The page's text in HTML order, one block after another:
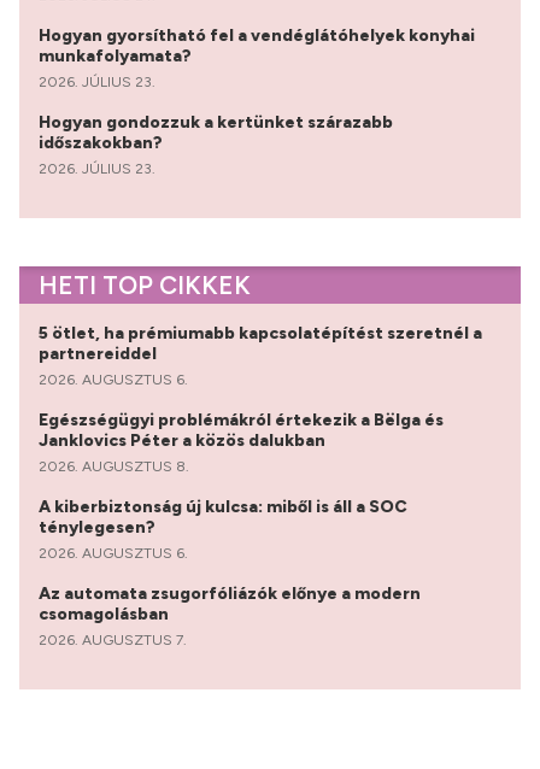
Hogyan gyorsítható fel a vendéglátóhelyek konyhai
munkafolyamata?
2026. JÚLIUS 23.
Hogyan gondozzuk a kertünket szárazabb
időszakokban?
2026. JÚLIUS 23.
HETI TOP CIKKEK
5 ötlet, ha prémiumabb kapcsolatépítést szeretnél a
partnereiddel
2026. AUGUSZTUS 6.
Egészségügyi problémákról értekezik a Bëlga és
Janklovics Péter a közös dalukban
2026. AUGUSZTUS 8.
A kiberbiztonság új kulcsa: miből is áll a SOC
ténylegesen?
2026. AUGUSZTUS 6.
Az automata zsugorfóliázók előnye a modern
csomagolásban
2026. AUGUSZTUS 7.